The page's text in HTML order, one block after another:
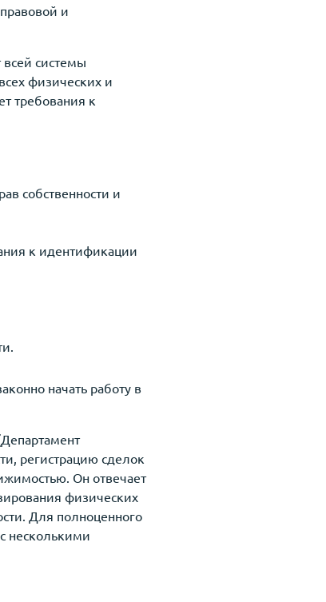
и
системы
физических и
требования к
собственности и
к идентификации
начать работу в
регистрацию сделок
Он отвечает
физических
Для полноценного
несколькими